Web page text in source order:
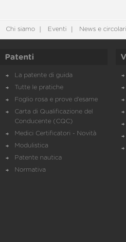
Chi siamo Eventi News e circolari
Patenti
La patente di guida
Tutte le pratiche
Foglio rosa e prove d’esame
Carta di Qualificazione del
Conducente (CQC)
Medici Certificatori - Novità
Modulistica
Patente nautica
Normativa